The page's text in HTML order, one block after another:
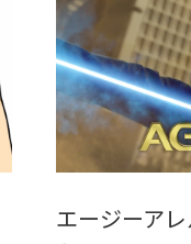
エージーア